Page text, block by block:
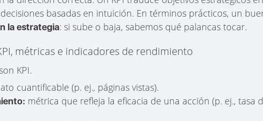
basadas en intuición. En términos prácticos, un
la estrategia: si sube o baja, sabemos qué palancas tocar.
métricas e indicadores de rendimiento
KPI.
cuantificable (p. ej., páginas vistas).
métrica que refleja la eficacia de una acción (p. ej., tasa